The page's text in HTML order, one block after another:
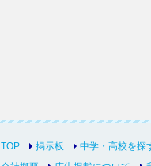
TOP 掲示板 中学・高校を探